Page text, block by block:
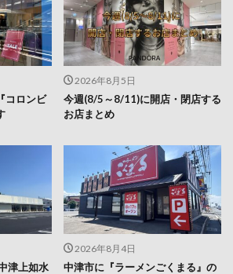
コロンビ
2026年8月5日
今週(8/5～8/11)に開店・閉店する
お店まとめ
津上如水
2026年8月4日
中津市に『ラーメンごくまる』の